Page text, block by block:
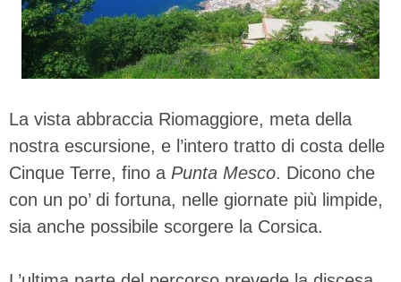
La vista abbraccia Riomaggiore, meta della
nostra escursione, e l’intero tratto di costa delle
Cinque Terre, fino a Punta Mesco. Dicono che
con un po’ di fortuna, nelle giornate più limpide,
sia anche possibile scorgere la Corsica.